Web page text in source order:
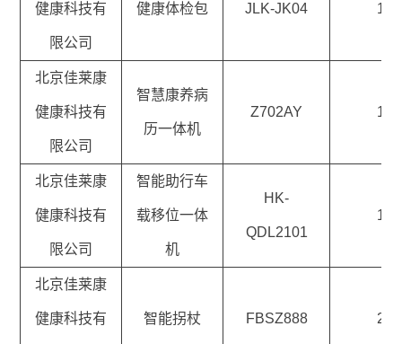
健康科技有
限公司
健康体检包 JLK-JK04 1
北京佳莱康
健康科技有
限公司
智慧康养病
历一体机
Z702AY 1
北京佳莱康
健康科技有
限公司
智能助行车
载移位一体
机
HK-
QDL2101
1
北京佳莱康
健康科技有 智能拐杖 FBSZ888 2